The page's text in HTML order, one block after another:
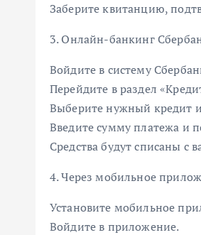
Заберите квитанцию,
3. Онлайн-банкинг
Войдите в систему
Перейдите в раздел
Выберите нужный кредит
Введите сумму платежа и
Средства будут списаны с
4. Через мобильное
Установите мобильное
Войдите в приложение.